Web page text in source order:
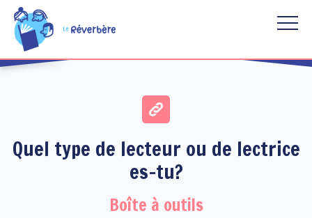
Aller au contenu principal
Quel type de lecteur ou de lectrice
es-tu?
Boîte à outils